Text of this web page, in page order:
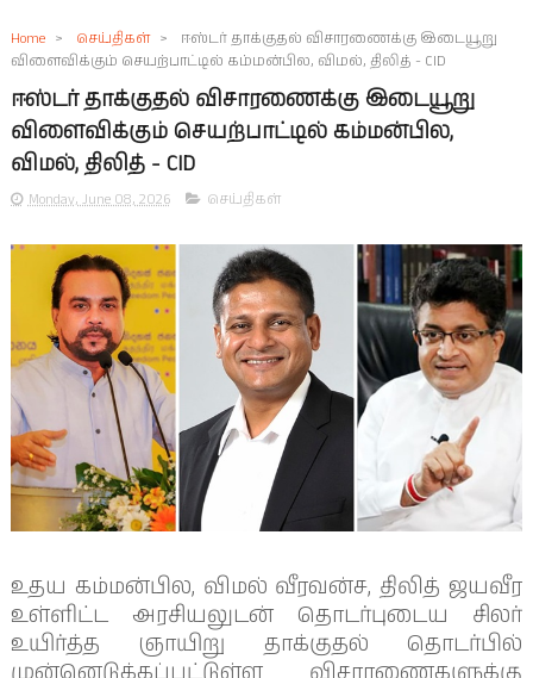
Home > செய்திகள் >
ஈஸ்டர் தாக்குதல் விசாரணைக்கு இடையூறு
விளைவிக்கும் செயற்பாட்டில் கம்மன்பில, விமல், திலித் - CID
ஈஸ்டர் தாக்குதல் விசாரணைக்கு இடையூறு
விளைவிக்கும் செயற்பாட்டில் கம்மன்பில,
விமல், திலித் - CID
Monday, June 08, 2026 செய்திகள்
உதய கம்மன்பில, விமல் வீரவன்ச, திலித் ஜயவீர
உள்ளிட்ட அரசியலுடன் தொடர்புடைய சிலர்
உயிர்த்த ஞாயிறு தாக்குதல் தொடர்பில்